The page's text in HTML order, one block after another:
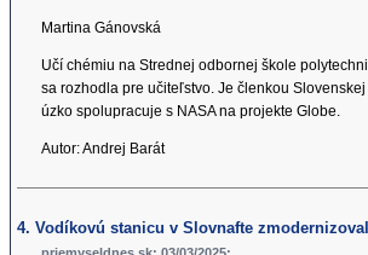
Martina Gánovská
Učí chémiu na Strednej odbornej škole
sa rozhodla pre učiteľstvo. Je členkou
úzko spolupracuje s NASA na projekte Globe.
Autor: Andrej Barát
4. Vodíkovú stanicu v Slovnafte